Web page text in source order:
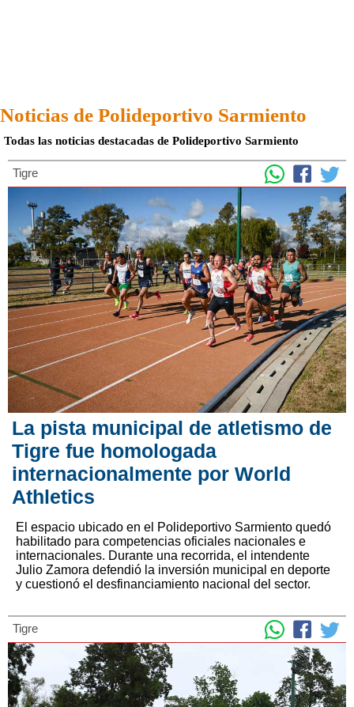
Noticias de Polideportivo Sarmiento
Todas las noticias destacadas de Polideportivo Sarmiento
Tigre
La pista municipal de atletismo de
Tigre fue homologada
internacionalmente por World
Athletics
El espacio ubicado en el Polideportivo Sarmiento quedó
habilitado para competencias oficiales nacionales e
internacionales. Durante una recorrida, el intendente
Julio Zamora defendió la inversión municipal en deporte
y cuestionó el desfinanciamiento nacional del sector.
Tigre